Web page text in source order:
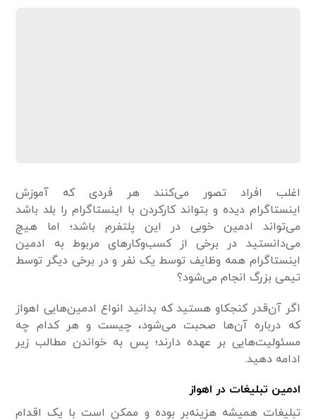
اغلب افراد تصور می‌کنند هر فردی که آموزش
اینستاگرام دیده و بتواند کارکردن با اینستاگرام را بلد باشد
می‌تواند ادمین خوبی در این پلتفرم باشد؛ اما هیچ
می‌دانستید در برخی از کسب‌وکارهای مربوط به ادمین
اینستاگرام همه وظایف توسط یک نفر و در برخی دیگر توسط
تیمی بزرگ انجام می‌شود؟
اگر آن‌قدر کنجکاو هستید که بدانید انواع ادمین‌هایی اهواز
که درباره آن‌ها صحبت می‌شود، چیست و هر کدام چه
مسئولیت‌هایی بر عهده دارند؛ پس به خواندن مطالب زیر
ادامه دهید.
ادمین تبلیغات در اهواز
تبلیغات همیشه هزینه­‌بر بوده و ممکن است با یک اقدام